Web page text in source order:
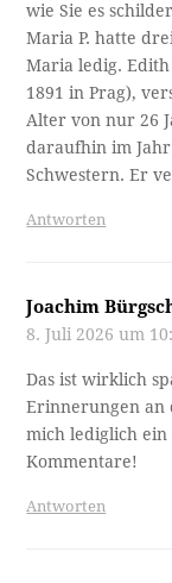
wie Sie es
Maria P. hatte
Maria ledig.
1891 in Prag),
Alter von nur 26
daraufhin im
Schwestern. Er
Antworten
Joachim
8. Juli 2026 um
Das ist wirklich
Erinnerungen an
mich lediglich
Kommentare!
Antworten